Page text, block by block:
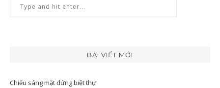
BÀI VIẾT MỚI
Chiếu sáng mặt đứng biệt thự